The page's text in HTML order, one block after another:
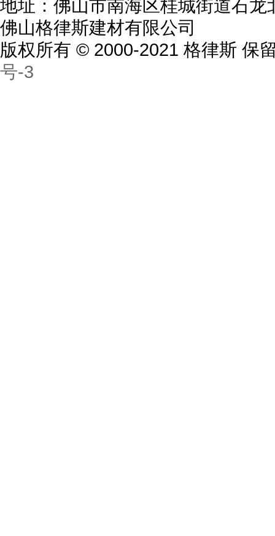
地址：佛山市南海区桂城街道石龙
佛山格律斯建材有限公司
版权所有 © 2000-2021 格律斯 保
号-3